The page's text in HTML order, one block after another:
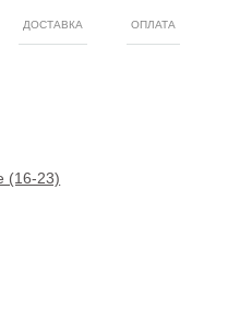
ДОСТАВКА ОПЛАТА
(16-23)